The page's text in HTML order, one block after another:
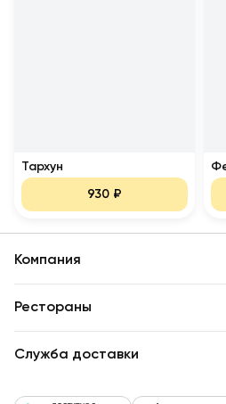
Тархун
930 ₽
Компания
Рестораны
Служба доставки